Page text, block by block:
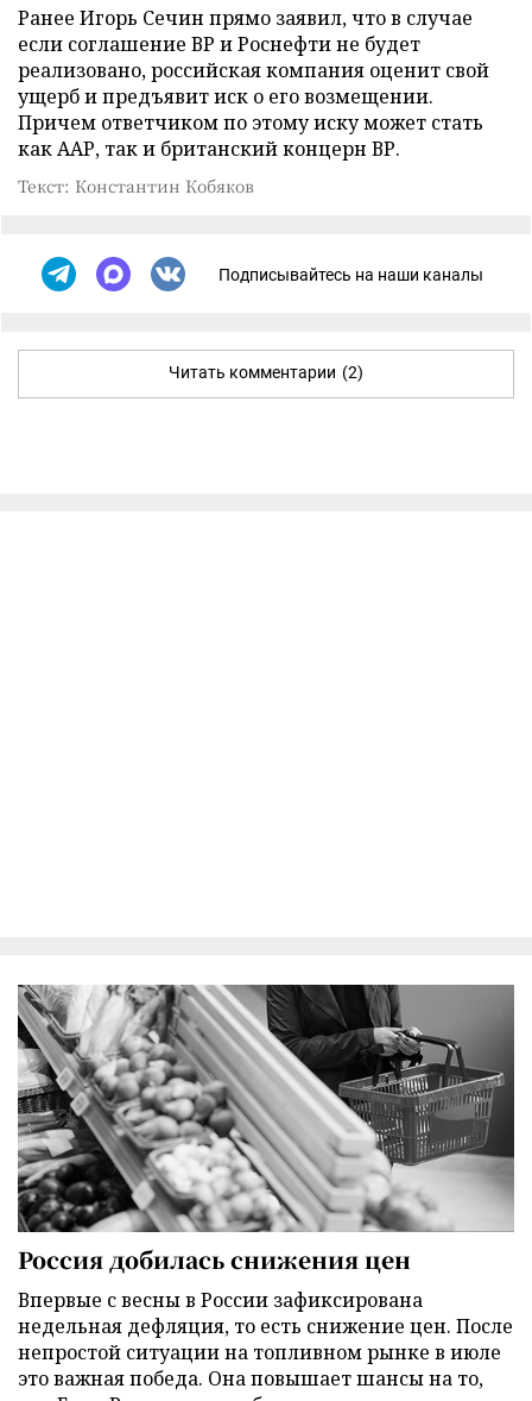
Ранее Игорь Сечин прямо заявил, что в случае
если соглашение ВР и Роснефти не будет
реализовано, российская компания оценит свой
ущерб и предъявит иск о его возмещении.
Причем ответчиком по этому иску может стать
как ААР, так и британский концерн ВР.
Текст: Константин Кобяков
Подписывайтесь на наши каналы
Читать комментарии (2)
Россия добилась снижения цен
Впервые с весны в России зафиксирована
недельная дефляция, то есть снижение цен. После
непростой ситуации на топливном рынке в июле
это важная победа. Она повышает шансы на то,